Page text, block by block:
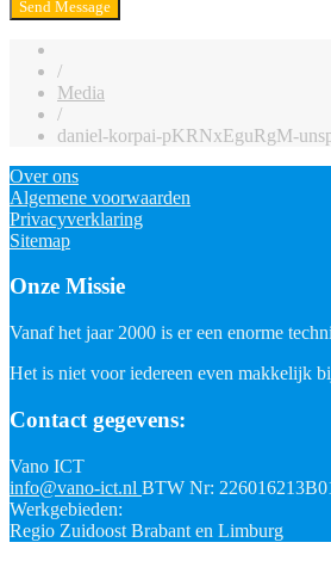
/
Media
/
daniel-korpai-pKRNxEguRgM-
Over ons
Algemene voorwaarden
Privacyverklaring
Sitemap
Onze Missie
Vanaf het jaar 2000 is er een enorme
Het is niet voor iedereen even makkelijk
Contact gegevens:
Vano ICT
info@vano-ict.nl BTW Nr:
Werkgebieden:
Regio Zuidoost Brabant en Limburg